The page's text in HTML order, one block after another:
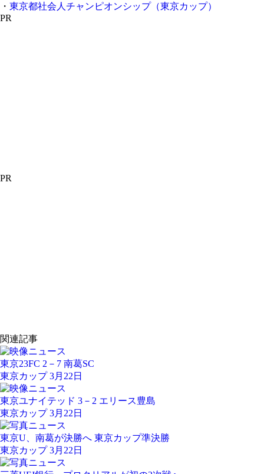
・ 東京都社会人チャンピオンシップ（東京カップ）
PR
PR
関連記事
東京23FC 2－7 南葛SC
東京カップ 3月22日
東京ユナイテッド 3－2 エリース豊島
東京カップ 3月22日
東京U、南葛が決勝へ 東京カップ準決勝
東京カップ 3月22日